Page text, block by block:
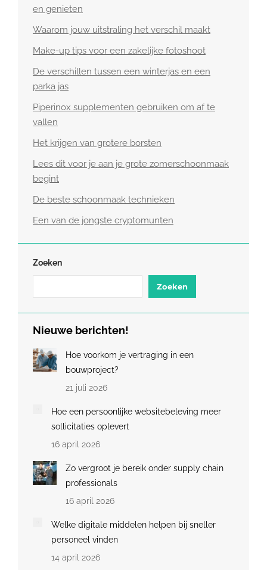
en genieten
Waarom jouw uitstraling het verschil maakt
Make-up tips voor een zakelijke fotoshoot
De verschillen tussen een winterjas en een
parka jas
Piperinox supplementen gebruiken om af te
vallen
Het krijgen van grotere borsten
Lees dit voor je aan je grote zomerschoonmaak
begint
De beste schoonmaak technieken
Een van de jongste cryptomunten
Zoeken
Zoeken
Nieuwe berichten!
Hoe voorkom je vertraging in een
bouwproject?
21 juli 2026
Hoe een persoonlijke websitebeleving meer
sollicitaties oplevert
16 april 2026
Zo vergroot je bereik onder supply chain
professionals
16 april 2026
Welke digitale middelen helpen bij sneller
personeel vinden
14 april 2026